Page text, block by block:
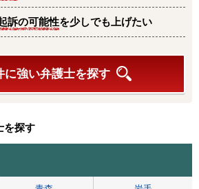
訴の可能性を少しでも上げたい
に強い弁護士を探す
を探す